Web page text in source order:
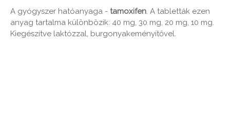
A gyógyszer hatóanyaga - tamoxifen . A tabletták ezen
anyag tartalma különbözik: 40 mg, 30 mg, 20 mg, 10 mg.
Kiegészítve laktózzal, burgonyakeményítővel.